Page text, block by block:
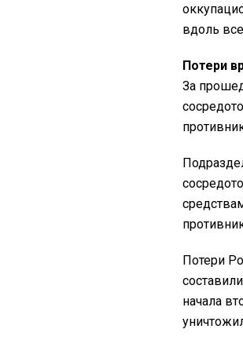
вдоль
Потери
За
Потери
начала